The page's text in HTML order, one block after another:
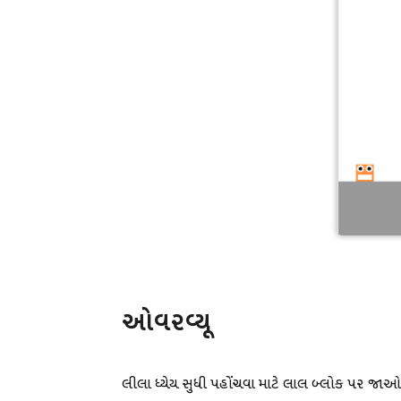
ઓવરવ્યૂ
લીલા ધ્યેય સુધી પહોંચવા માટે લાલ બ્લોક પર